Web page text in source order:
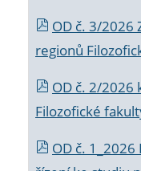
OD č. 3/2026
regionů
OD č. 2/2026
Filozofické
OD č.